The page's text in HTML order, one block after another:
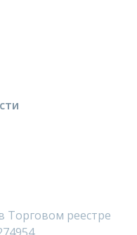
Торговом реестре